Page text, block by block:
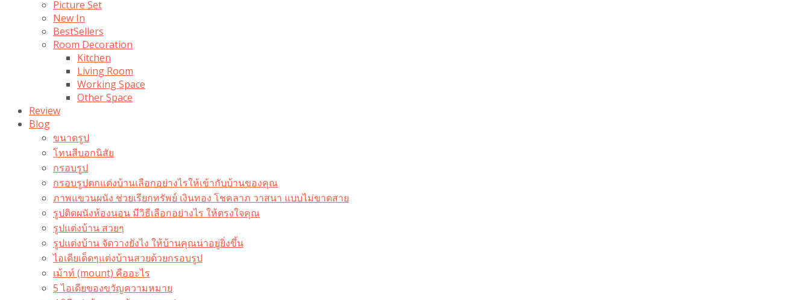
Picture Set
New In
BestSellers
Room Decoration
Kitchen
Living Room
Working Space
Other Space
Review
Blog
ขนาดรูป
โทนสีบอกนิสัย
กรอบรูป
กรอบรูปตกแต่งบ้านเลือกอย่างไรให้เข้ากับบ้านของคุณ
ภาพแขวนผนัง ช่วยเรียกทรัพย์ เงินทอง โชคลาภ วาสนา แบบไม่ขาดสาย
รูปติดผนังห้องนอน มีวิธีเลือกอย่างไร ให้ตรงใจคุณ
รูปแต่งบ้าน สวยๆ
รูปแต่งบ้าน จัดวางยังไง ให้บ้านคุณน่าอยู่ยิ่งขึ้น
ไอเดียเด็ดๆแต่งบ้านสวยด้วยกรอบรูป
เม้าท์ (mount) คืออะไร​
5 ไอเดียของขวัญความหมาย